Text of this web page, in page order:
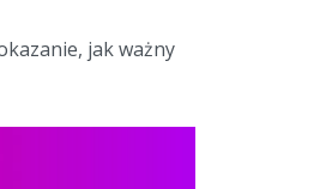
jak ważny